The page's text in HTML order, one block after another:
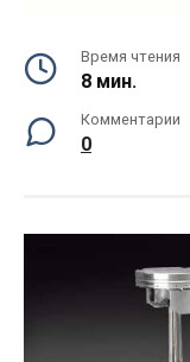
Время чтения
8 мин.
Комментарии
0